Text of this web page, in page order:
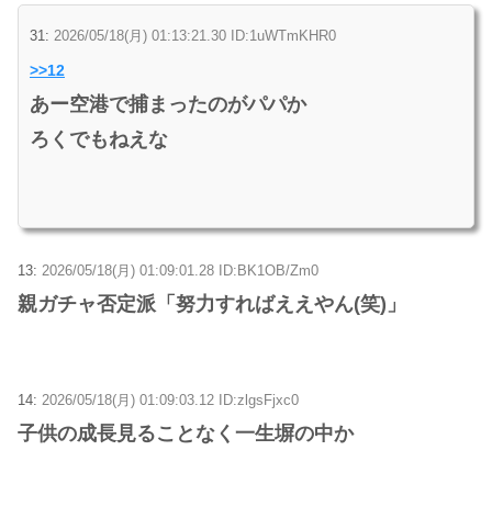
31: 2026/05/18(月) 01:13:21.30 ID:1uWTmKHR0
>>12
あー空港で捕まったのがパパか
ろくでもねえな
13: 2026/05/18(月) 01:09:01.28 ID:BK1OB/Zm0
親ガチャ否定派「努力すればええやん(笑)」
14: 2026/05/18(月) 01:09:03.12 ID:zlgsFjxc0
子供の成長見ることなく一生塀の中か